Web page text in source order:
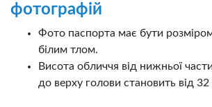
фотографій
Фото паспорта має бути
білим тлом.
Висота обличчя від нижньої
до верху голови становить від